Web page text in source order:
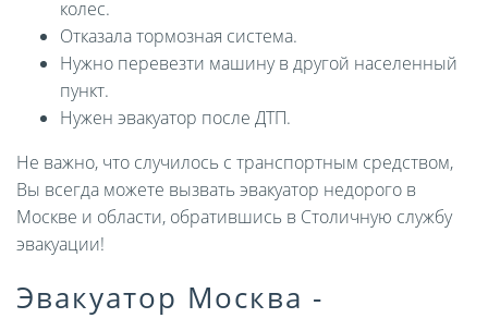
колес.
Отказала тормозная система.
Нужно перевезти машину в другой населенный
пункт.
Нужен эвакуатор после ДТП.
Не важно, что случилось с транспортным средством,
Вы всегда можете вызвать эвакуатор недорого в
Москве и области, обратившись в Столичную службу
эвакуации!
Эвакуатор Москва -